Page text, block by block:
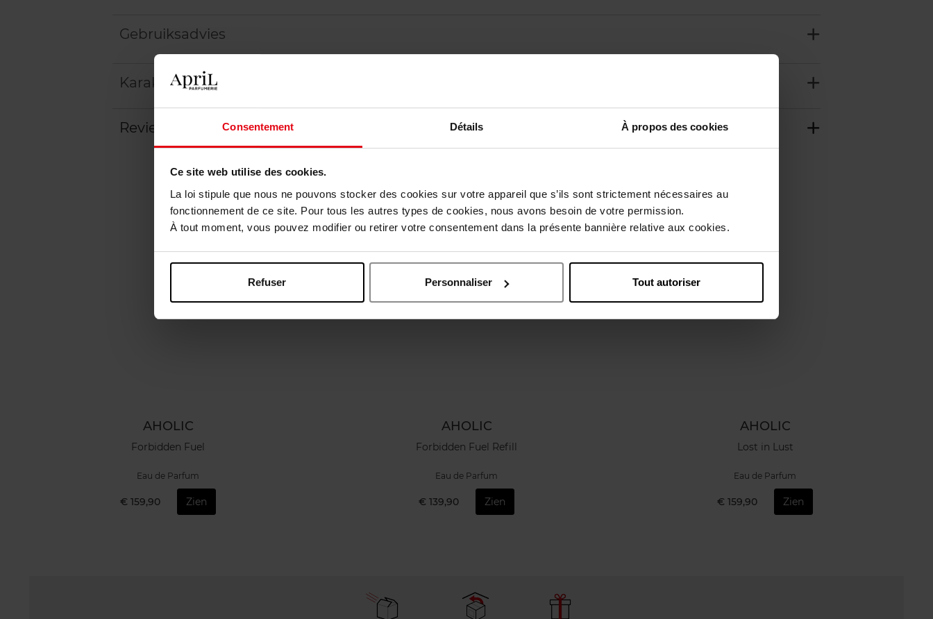
Consentement Détails À propos des cookies
Ce site web utilise des cookies.
La loi stipule que nous ne pouvons stocker des cookies sur votre appareil que s’ils sont strictement nécessaires au
fonctionnement de ce site. Pour tous les autres types de cookies, nous avons besoin de votre permission.
À tout moment, vous pouvez modifier ou retirer votre consentement dans la présente bannière relative aux cookies.
Refuser Personnaliser Tout autoriser
Gebruiksadvies
Karakteristieken
Review Beleid inzake klantbeoordelingen
AHOLIC
Forbidden Fuel
Eau de Parfum
€ 159,90 Zien
AHOLIC
Forbidden Fuel Refill
Eau de Parfum
€ 139,90 Zien
AHOLIC
Lost in Lust
Eau de Parfum
€ 159,90 Zien